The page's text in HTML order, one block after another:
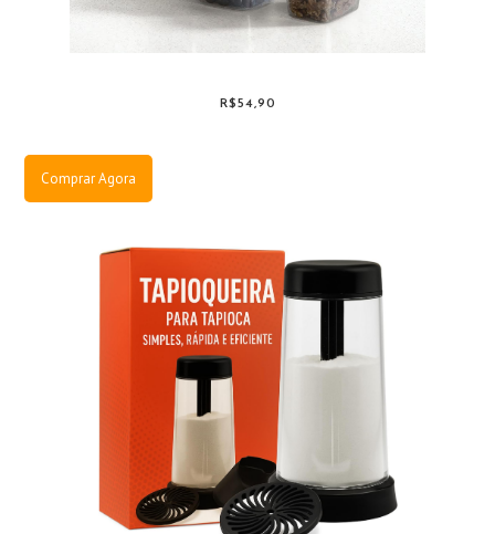
R$54,90
Comprar Agora